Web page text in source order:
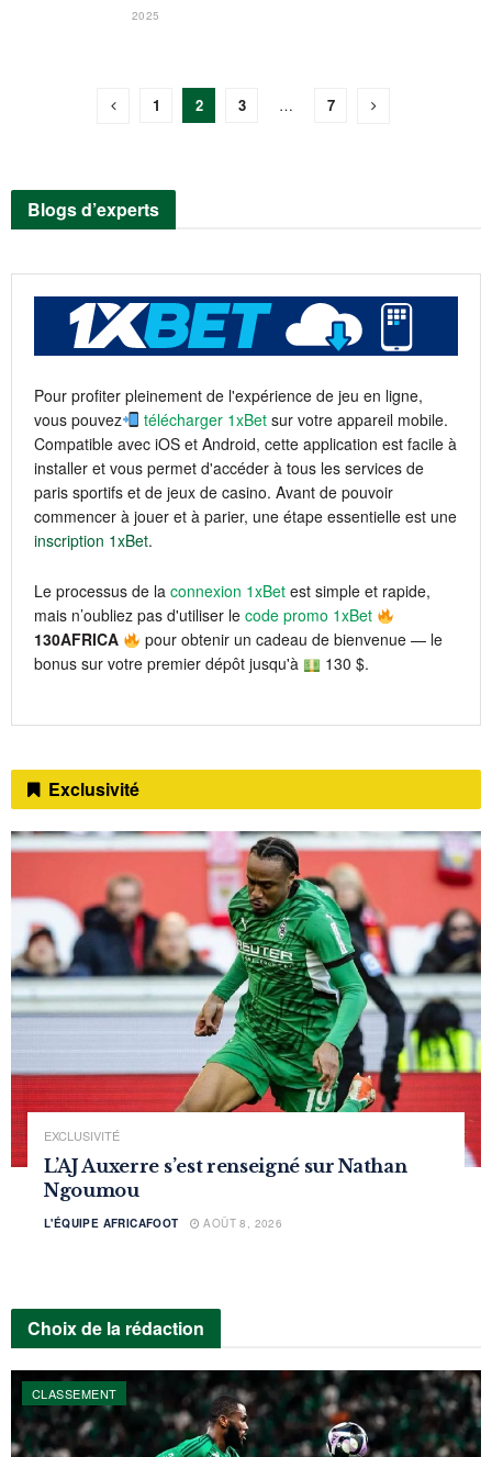
2025
1 2 3 … 7
Blogs d’experts
Pour profiter pleinement de l'expérience de jeu en ligne,
vous pouvez
télécharger 1xBet sur votre appareil mobile.
Compatible avec iOS et Android, cette application est facile à
installer et vous permet d'accéder à tous les services de
paris sportifs et de jeux de casino. Avant de pouvoir
commencer à jouer et à parier, une étape essentielle est une
inscription 1xBet.
Le processus de la connexion 1xBet est simple et rapide,
mais n’oubliez pas d'utiliser le code promo 1xBet
130AFRICA
pour obtenir un cadeau de bienvenue — le
bonus sur votre premier dépôt jusqu'à
130 $.
Exclusivité
EXCLUSIVITÉ
L’AJ Auxerre s’est renseigné sur Nathan
Ngoumou
L'ÉQUIPE AFRICAFOOT AOÛT 8, 2026
Choix de la rédaction
CLASSEMENT